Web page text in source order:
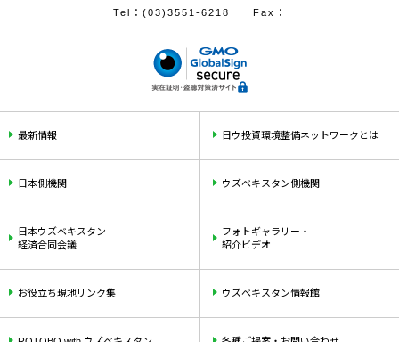
Tel： (03)3551-6218 Fax：
最新情報 日ウ投資環境整備ネットワークとは
日本側機関 ウズベキスタン側機関
日本ウズベキスタン
経済合同会議
フォトギャラリー・
紹介ビデオ
お役立ち現地リンク集 ウズベキスタン情報館